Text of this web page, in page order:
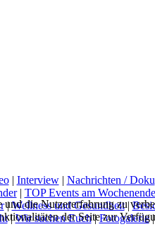
| Interview| Nachrichten / Doku
| TOP Events am Wochenende
|Wellness und Gesundheit|
|Wir suchen Euch|Fotogalerie
die Nutzererfahrung zu
der Seite zur